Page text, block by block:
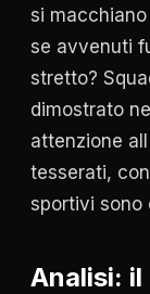
si
se avvenuti
stretto?
dimostrato
attenzione
tesserati,
sportivi sono
Analisi: il